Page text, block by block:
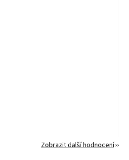
Zobrazit další hodnocení